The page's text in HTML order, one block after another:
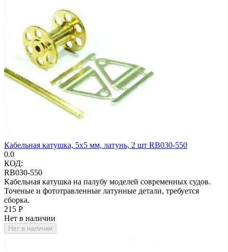
Кабельная катушка, 5х5 мм, латунь, 2 шт RB030-550
0.0
КОД:
RB030-550
Кабельная катушка на палубу моделей современных судов.
Точеные и фототравленные латунные детали, требуется
сборка.
‍215‍ Р
Нет в наличии
Нет в наличии